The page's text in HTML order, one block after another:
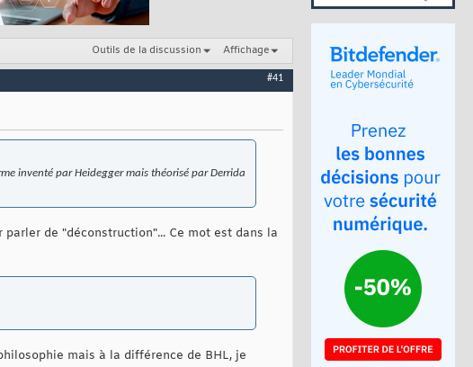
Outils de la discussion Affichage
#41
inventé par Heidegger mais théorisé par Derrida
de "déconstruction"... Ce mot est dans la
mais à la différence de BHL, je